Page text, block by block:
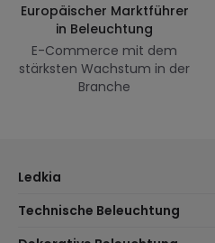
Europäischer Marktführer
in Beleuchtung
E-Commerce mit dem
stärksten Wachstum in der
Branche
Ledkia
Kundenservice
Technische Beleuchtung